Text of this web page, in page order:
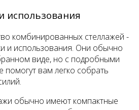
использования
комбинированных стеллажей -
и использования. Они обычно
виде, но с подробными
помогут вам легко собрать
обычно имеют компактные